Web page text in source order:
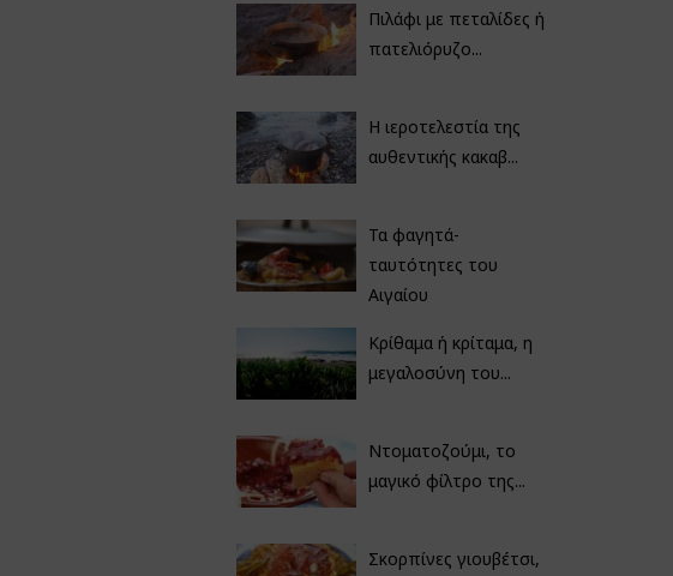
Πιλάφι με πεταλίδες ή
πατελιόρυζο...
Η ιεροτελεστία της
αυθεντικής κακαβ...
Τα φαγητά-
ταυτότητες του
Αιγαίου
Κρίθαμα ή κρίταμα, η
μεγαλοσύνη του...
Ντοματοζούμι, το
μαγικό φίλτρο της...
Σκορπίνες γιουβέτσι,